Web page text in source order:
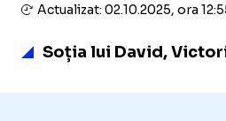
Actualizat: 02.10.2025, ora
Soția lui David,